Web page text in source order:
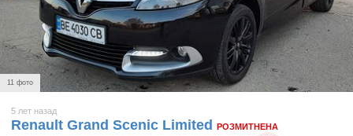
11 фото
5 лет назад
Renault Grand Scenic Limited РОЗМИТНЕНА